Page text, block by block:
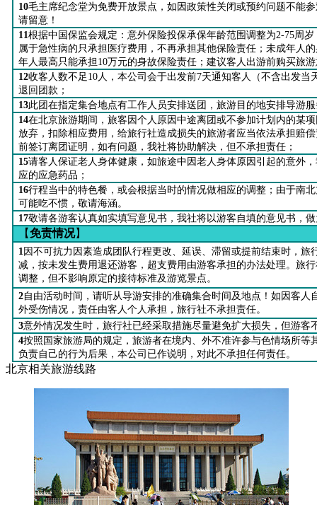
10毛主席纪念堂为免费开放景点，如因政策性关闭或预约问题不能
请留意！
11根据中国保监会规定：意外保险投保承保年龄范围调整为2-75周
属于急性病的只承担医疗费用，不再承担其他保险责任；未成年人
年人最高只能承担10万元的身故保险责任；建议客人出游前购买旅
12收客人数不足10人，本公司会于出发前7天通知客人（不含出发
退回团款；
13此团在指定集合地点有工作人员安排送团，旅游目的地安排导游
14在北京旅游期间，旅客因个人原因中途离团或不参加计划内的某
放弃，扣除相应费用，给旅行社造成损失的旅游者应当依法承担赔
前签订离团证明，如有问题，我社将协助解决，但不承担责任；
15请客人保证老人身体健康，如旅途中因老人身体原因引起的意外
应的应急药品 ；
16行程当中的特色餐，或会根据当时的情况做相应的调整；由于南
可能吃不惯，敬请海涵。
17敬请各游客认真如实填写意见书，我社将以游客自填的意见书，
【免责情况】
1 因不可抗力因素造成团队行程更改、延误、滞留或提前结束时，
减，按未发生费用退还游客，超支费用由游客承担的办法处理。旅
调整，但不影响原定的接待标准及游览景点 。
2自由活动时间，请听从导游安排的准确集合时间及地点！如因客
外受伤情况，责任由客人个人承担，旅行社不承担责任。
3意外情况发生时，旅行社已经采取措施尽量避免扩大损失，但游客
4按照国家旅游局的规定，旅游者在境内、外不准许参与色情场所
负责自己的行为后果，本公司已作说明，对此不承担任何责任。
北京相关旅游线路